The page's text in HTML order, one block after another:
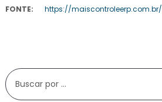
FONTE: https://maiscontroleerp.com.br/